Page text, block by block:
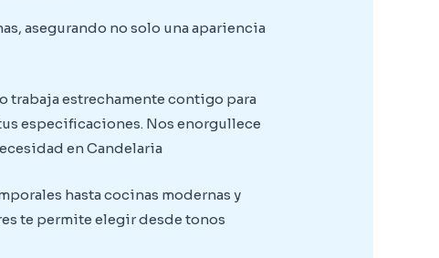
asegurando no solo una apariencia
trabaja estrechamente contigo para
especificaciones. Nos enorgullece
en Candelaria
hasta cocinas modernas y
te permite elegir desde tonos